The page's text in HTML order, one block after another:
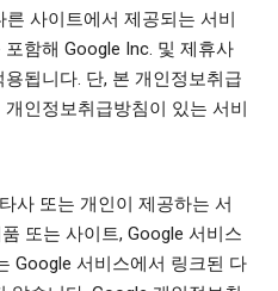
사이트에서 제공되는 서비
함해 Google Inc. 및 제휴사
됩니다. 단, 본 개인정보취급
인정보취급방침이 있는 서비
사 또는 개인이 제공하는 서
또는 사이트, Google 서비스
Google 서비스에서 링크된 다